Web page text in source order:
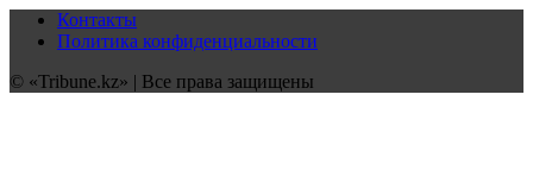
Контакты
Политика конфиденциальности
© «Tribune.kz» | Все права защищены